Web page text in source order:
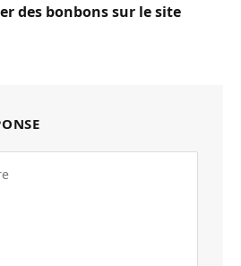
des bonbons sur le site